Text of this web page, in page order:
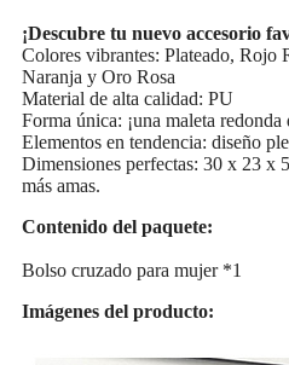
¡Descubre tu nuevo accesorio
Colores vibrantes: Plateado, Rojo
Naranja y Oro Rosa
Material de alta calidad: PU
Forma única: ¡una maleta
Elementos en tendencia: diseño
Dimensiones perfectas: 30 x 23 x
más amas.
Contenido del paquete:
Bolso cruzado para mujer *1
Imágenes del producto: